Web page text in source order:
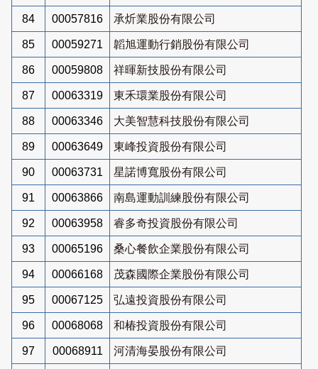
84 00057816 承炘業股份有限公司
85 00059271 韜旭運動行銷股份有限公司
86 00059808 祥暉新技股份有限公司
87 00063319 東禾環業股份有限公司
88 00063346 大美智慧科技股份有限公司
89 00063649 東峰投資股份有限公司
90 00063731 星諾博寬股份有限公司
91 00063866 南島運動訓練股份有限公司
92 00063958 睿多奇投資股份有限公司
93 00065196 桑心餐飲企業股份有限公司
94 00066168 茂森國際企業股份有限公司
95 00067125 弘遠投資股份有限公司
96 00068068 和椿投資股份有限公司
97 00068911 河清海晏股份有限公司